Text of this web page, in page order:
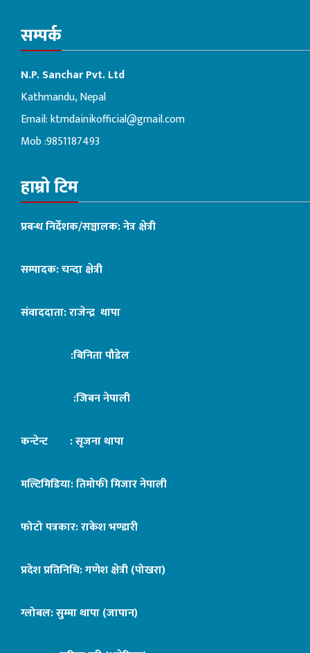
सम्पर्क
N.P. Sanchar Pvt. Ltd
Kathmandu, Nepal
Email:ktmdainikofficial@gmail.com
Mob :9851187493
हाम्रो टिम
प्रबन्ध निर्देशक/सञ्चालक: नेत्र क्षेत्री
सम्पादक: चन्दा क्षेत्री
संवाददाता: राजेन्द्र थापा
:बिनिता पौडेल
:जिबन नेपाली
कन्टेन्ट : सृजना थापा
मल्टिमिडिया: तिमोफी मिजार नेपाली
फोटो पत्रकार: राकेश भण्डारी
प्रदेश प्रतिनिधि: गणेश क्षेत्री (पोखरा)
ग्लोबल: सुम्मा थापा (जापान)